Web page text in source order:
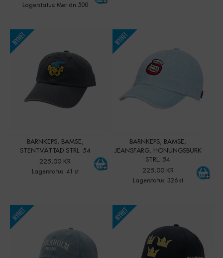
Lagerstatus: Mer än 500
BARNKEPS, BAMSE,
STENTVÄTTAD STRL. 54
225,00 KR
Lagerstatus: 41 st
Qty:
BARNKEPS, BAMSE,
JEANSFÄRG, HONUNGSBURK
STRL. 54
225,00 KR
Lagerstatus: 326 st
Qty:
Qty: